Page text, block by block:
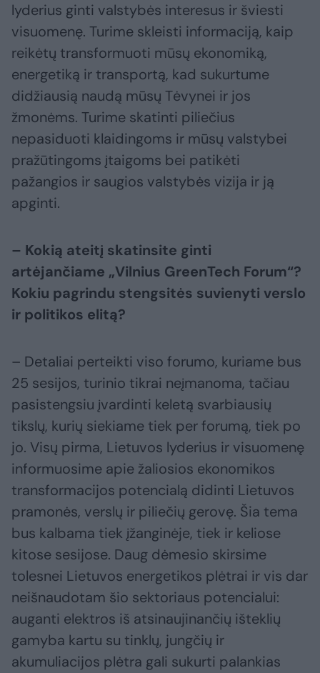
lyderius ginti valstybės interesus ir šviesti
visuomenę. Turime skleisti informaciją, kaip
reikėtų transformuoti mūsų ekonomiką,
energetiką ir transportą, kad sukurtume
didžiausią naudą mūsų Tėvynei ir jos
žmonėms. Turime skatinti piliečius
nepasiduoti klaidingoms ir mūsų valstybei
pražūtingoms įtaigoms bei patikėti
pažangios ir saugios valstybės vizija ir ją
apginti.
– Kokią ateitį skatinsite ginti
artėjančiame „Vilnius GreenTech Forum“?
Kokiu pagrindu stengsitės suvienyti verslo
ir politikos elitą?
– Detaliai perteikti viso forumo, kuriame bus
25 sesijos, turinio tikrai neįmanoma, tačiau
pasistengsiu įvardinti keletą svarbiausių
tikslų, kurių siekiame tiek per forumą, tiek po
jo. Visų pirma, Lietuvos lyderius ir visuomenę
informuosime apie žaliosios ekonomikos
transformacijos potencialą didinti Lietuvos
pramonės, verslų ir piliečių gerovę. Šia tema
bus kalbama tiek įžanginėje, tiek ir keliose
kitose sesijose. Daug dėmesio skirsime
tolesnei Lietuvos energetikos plėtrai ir vis dar
neišnaudotam šio sektoriaus potencialui:
auganti elektros iš atsinaujinančių išteklių
gamyba kartu su tinklų, jungčių ir
akumuliacijos plėtra gali sukurti palankias